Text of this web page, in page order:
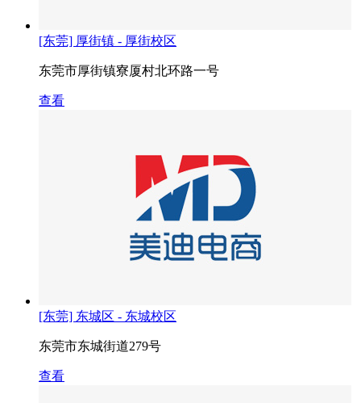
[东莞] 厚街镇 - 厚街校区
东莞市厚街镇寮厦村北环路一号
查看
[东莞] 东城区 - 东城校区
东莞市东城街道279号
查看